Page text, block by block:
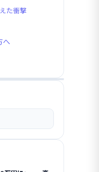
た衝撃
へ